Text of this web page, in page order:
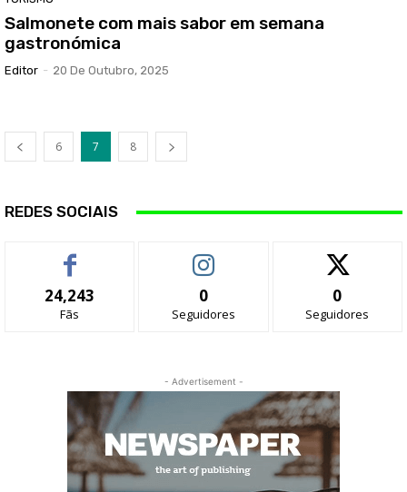
Salmonete com mais sabor em semana
gastronómica
Editor - 20 De Outubro, 2025
6 7 8
REDES SOCIAIS
24,243
Fãs
0
Seguidores
0
Seguidores
- Advertisement -